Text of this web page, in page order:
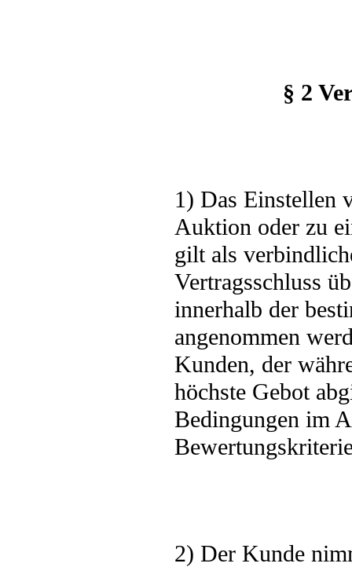
§ 2
1) Das Einstellen
Auktion oder zu
gilt als
Vertragsschluss
innerhalb der
angenommen
Kunden, der
höchste Gebot
Bedingungen im
2) Der Kunde